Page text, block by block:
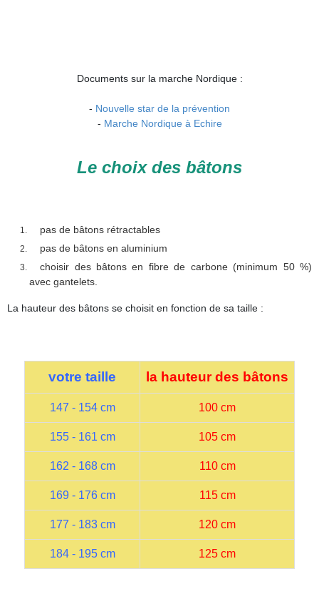
Documents sur la marche Nordique :
- Nouvelle star de la prévention
- Marche Nordique à Echire
Le choix des bâtons
pas de bâtons rétractables
pas de bâtons en aluminium
choisir des bâtons en fibre de carbone (minimum 50 %)
avec gantelets.
La hauteur des bâtons se choisit en fonction de sa taille :
votre taille la hauteur des bâtons
147 - 154 cm 100 cm
155 - 161 cm 105 cm
162 - 168 cm 110 cm
169 - 176 cm 115 cm
177 - 183 cm 120 cm
184 - 195 cm 125 cm